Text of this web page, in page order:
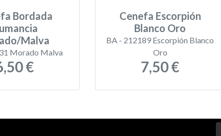
Bordada
Malva
Morado Malva
€
Cenefa Escorpión
Blanco Oro
BA - 212189 Escorpión Blanco
Oro
7,50 €